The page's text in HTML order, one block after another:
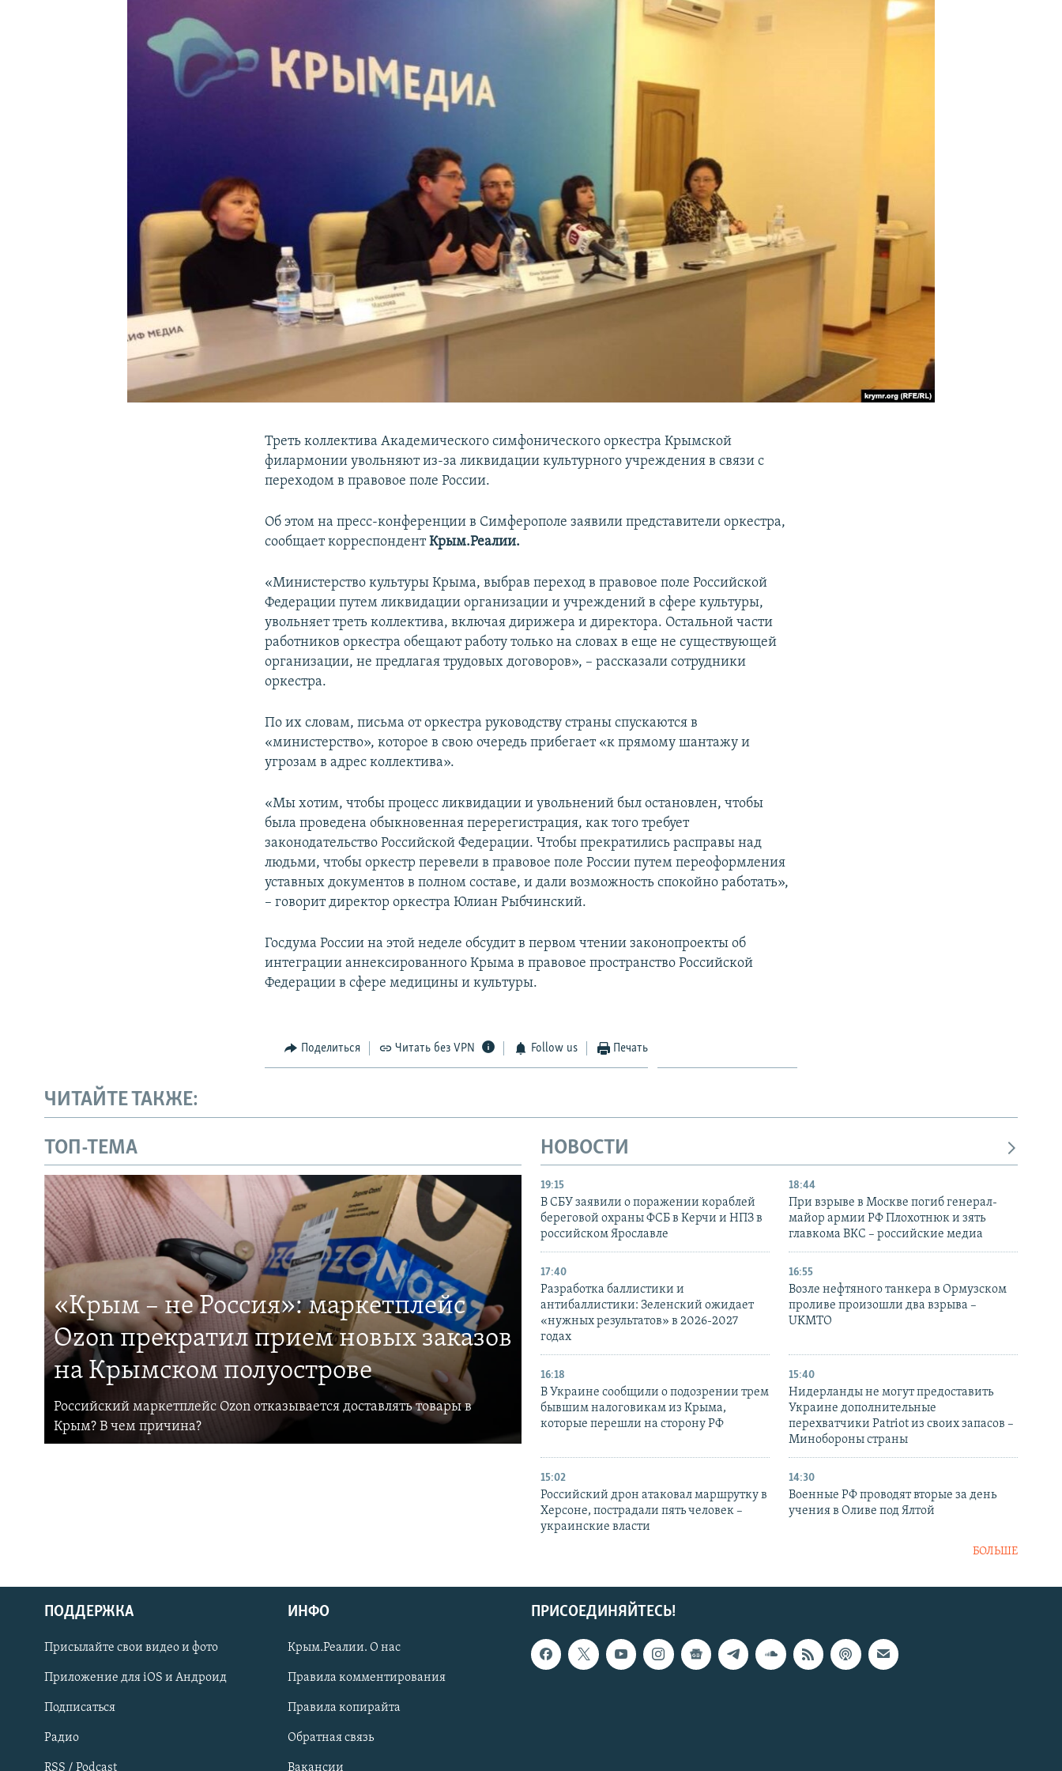
УКРАИНСКАЯ ПРОБЛЕМА КРЫМА
Українською
Qırımtatar
ПРИСОЕДИНЯЙТЕСЬ!
Треть коллектива Академического симфонического оркестра Крымской
филармонии увольняют из-за ликвидации культурного учреждения в связи с
переходом в правовое поле России.
Об этом на пресс-конференции в Симферополе заявили представители оркестра,
сообщает корреспондентКрым.Реалии.
«Министерство культуры Крыма, выбрав переход в правовое поле Российской
Федерации путем ликвидации организации и учреждений в сфере культуры,
увольняет треть коллектива, включая дирижера и директора. Остальной части
работников оркестра обещают работу только на словах в еще не существующей
организации, не предлагая трудовых договоров», – рассказали сотрудники
оркестра.
По их словам, письма от оркестра руководству страны спускаются в
«министерство», которое в свою очередь прибегает «к прямому шантажу и
угрозам в адрес коллектива».
«Мы хотим, чтобы процесс ликвидации и увольнений был остановлен, чтобы
была проведена обыкновенная перерегистрация, как того требует
законодательство Российской Федерации. Чтобы прекратились расправы над
людьми, чтобы оркестр перевели в правовое поле России путем переоформления
уставных документов в полном составе, и дали возможность спокойно работать»,
– говорит директор оркестра Юлиан Рыбчинский.
Госдума России на этой неделе обсудит в первом чтении законопроекты об
интеграции аннексированного Крыма в правовое пространство Российской
Федерации в сфере медицины и культуры.
Поделиться Читать без VPN Follow us Печать
ЧИТАЙТЕ ТАКЖЕ:
ТОП-ТЕМА
«Крым – не Россия»: маркетплейс
Ozon прекратил прием новых заказов
на Крымском полуострове
Российский маркетплейс Ozon отказывается доставлять товары в
Крым? В чем причина?
НОВОСТИ
19:15
В СБУ заявили о поражении кораблей
береговой охраны ФСБ в Керчи и НПЗ в
российском Ярославле
18:44
При взрыве в Москве погиб генерал-
майор армии РФ Плохотнюк и зять
главкома ВКС – российские медиа
17:40
Разработка баллистики и
антибаллистики: Зеленский ожидает
«нужных результатов» в 2026-2027
годах
16:55
Возле нефтяного танкера в Ормузском
проливе произошли два взрыва –
UKMTO
16:18
В Украине сообщили о подозрении трем
бывшим налоговикам из Крыма,
которые перешли на сторону РФ
15:40
Нидерланды не могут предоставить
Украине дополнительные
перехватчики Patriot из своих запасов –
Минобороны страны
15:02
Российский дрон атаковал маршрутку в
Херсоне, пострадали пять человек –
украинские власти
14:30
Военные РФ проводят вторые за день
учения в Оливе под Ялтой
БОЛЬШЕ
ПРИСОЕДИНЯЙТЕСЬ!
ПОДДЕРЖКА
Присылайте свои видео и фото
Приложение для iOS и Андроид
Подписаться
Радио
RSS / Podcast
ИНФО
Крым.Реалии. О нас
Правила комментирования
Правила копирайта
Обратная связь
Вакансии